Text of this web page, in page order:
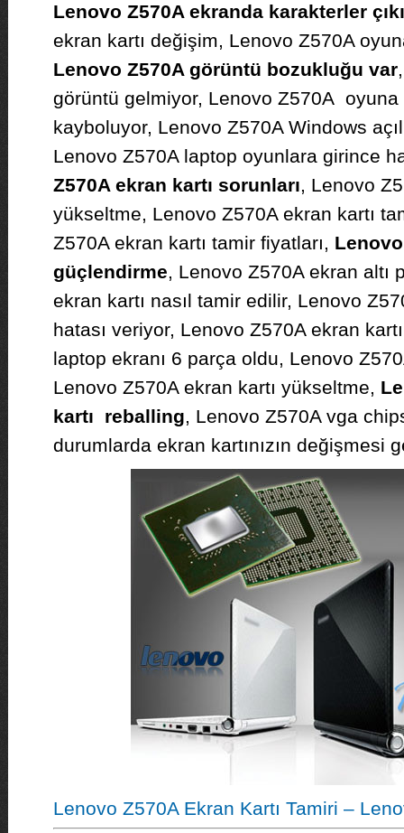
Lenovo Z570A ekranda karakterler
ekran kartı değişim, Lenovo Z570A
Lenovo Z570A görüntü bozukluğu var
görüntü gelmiyor, Lenovo Z570A oyuna
kayboluyor, Lenovo Z570A Windows
Lenovo Z570A laptop oyunlara girince
Z570A ekran kartı sorunları, Lenovo
yükseltme, Lenovo Z570A ekran kartı
Z570A ekran kartı tamir fiyatları,
güçlendirme, Lenovo Z570A ekran altı
ekran kartı nasıl tamir edilir, Lenovo
hatası veriyor, Lenovo Z570A ekran
laptop ekranı 6 parça oldu, Lenovo
Lenovo Z570A ekran kartı yükseltme,
kartı reballing, Lenovo Z570A vga
durumlarda ekran kartınızın değişmesi
Lenovo Z570A Ekran Kartı Tamiri –